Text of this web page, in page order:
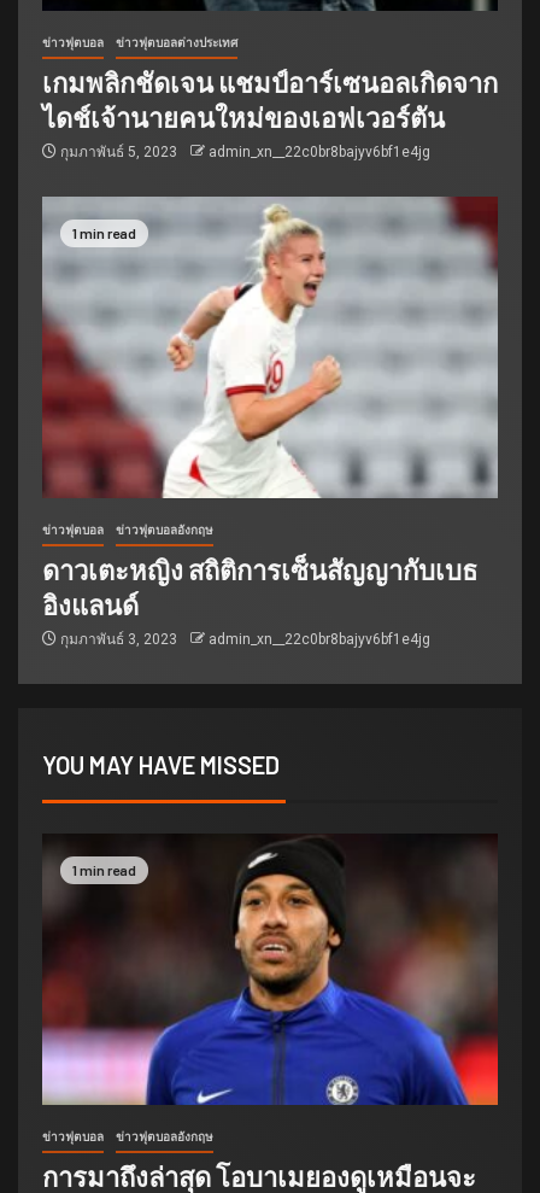
ข่าวฟุตบอล ข่าวฟุตบอลต่างประเทศ
เกมพลิกชัดเจน แชมป์อาร์เซนอลเกิดจาก
ไดช์เจ้านายคนใหม่ของเอฟเวอร์ตัน
กุมภาพันธ์ 5, 2023 admin_xn__22c0br8bajyv6bf1e4jg
1 min read
ข่าวฟุตบอล ข่าวฟุตบอลอังกฤษ
ดาวเตะหญิง สถิติการเซ็นสัญญากับเบธ
อิงแลนด์
กุมภาพันธ์ 3, 2023 admin_xn__22c0br8bajyv6bf1e4jg
YOU MAY HAVE MISSED
1 min read
ข่าวฟุตบอล ข่าวฟุตบอลอังกฤษ
การมาถึงล่าสุด โอบาเมยองดูเหมือนจะ